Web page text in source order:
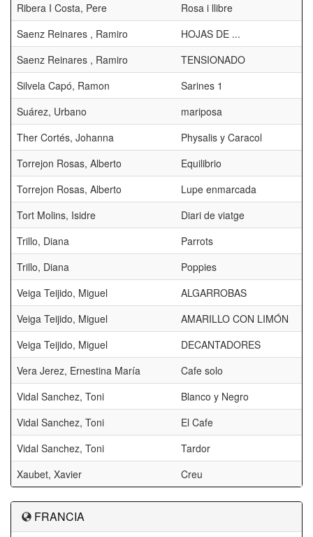
Ribera I Costa, Pere
Rosa i llibre
Saenz Reinares , Ramiro
HOJAS DE ...
Saenz Reinares , Ramiro
TENSIONADO
Silvela Capó, Ramon
Sarines 1
Suárez, Urbano
mariposa
Ther Cortés, Johanna
Physalis y Caracol
Torrejon Rosas, Alberto
Equilibrio
Torrejon Rosas, Alberto
Lupe enmarcada
Tort Molins, Isidre
Diari de viatge
Trillo, Diana
Parrots
Trillo, Diana
Poppies
Veiga Teijido, Miguel
ALGARROBAS
Veiga Teijido, Miguel
AMARILLO CON LIMÓN
Veiga Teijido, Miguel
DECANTADORES
Vera Jerez, Ernestina María
Cafe solo
Vidal Sanchez, Toni
Blanco y Negro
Vidal Sanchez, Toni
El Cafe
Vidal Sanchez, Toni
Tardor
Xaubet, Xavier
Creu
FRANCIA